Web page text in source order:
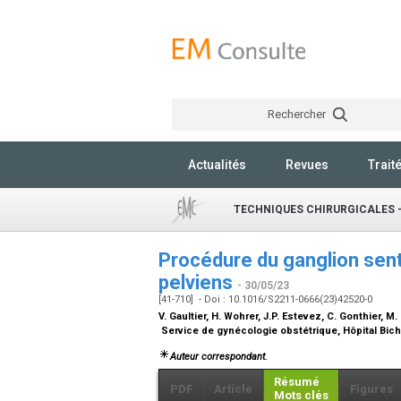
Rechercher
Actualités Revues
TECHNIQUES CHIRURGICALES
Procédure du ganglion
pelviens - 30/05/23
[41-710] - Doi : 10.1016/S2211-0666(23)42520-0
V. Gaultier, H. Wohrer, J.P. Estevez, C. Gonthier,
Service de gynécologie obstétrique, Hôpital
Auteur correspondant.
PDF Article
Résumé
Mots clés
Figures